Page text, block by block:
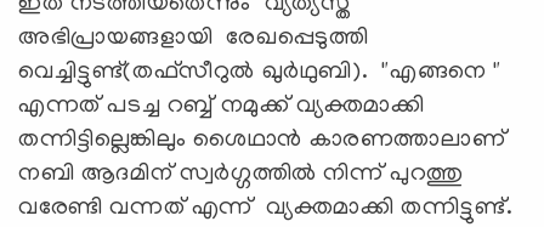
അഭിപ്രായങ്ങളായി രേഖപ്പെടുത്തി
വെച്ചിട്ടുണ്ട്(തഫ്സീറുൽ ഖുർഥുബി). "എങ്ങനെ "
എന്നത് പടച്ച റബ്ബ് നമുക്ക് വ്യക്തമാക്കി
തന്നിട്ടില്ലെങ്കിലും ശൈഥാൻ കാരണത്താലാണ്
നബി ആദമിന് സ്വർഗ്ഗത്തിൽ നിന്ന് പുറത്തു
വരേണ്ടി വന്നത് എന്ന് വ്യക്തമാക്കി തന്നിട്ടുണ്ട്.